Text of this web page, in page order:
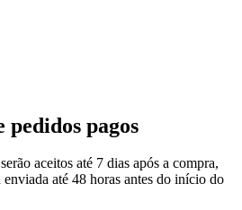
pedidos pagos
aceitos até 7 dias após a compra,
enviada até 48 horas antes do início do